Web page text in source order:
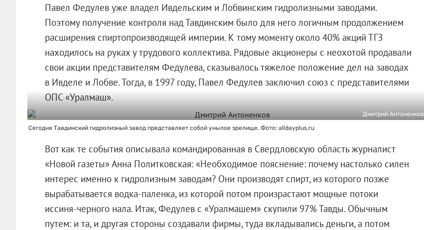
Павел Федулев уже владел Ивдельским и Лобвинским гидролизными заводами.
Поэтому получение контроля над Тавдинским было для него логичным продолжением
расширения спиртопроизводящей империи. К тому моменту около 40% акций ТГЗ
находилось на руках у трудового коллектива. Рядовые акционеры с неохотой продавали
свои акции представителям Федулева, сказывалось тяжелое положение дел на заводах
в Ивделе и Лобве. Тогда, в 1997 году, Павел Федулев заключил союз с представителями
ОПС «Уралмаш».
Дмитрий Антоненков
Сегодня Тавдинский гидролизный завод представляет собой унылое зрелище. Фото: alldayplus.ru
Вот как те события описывала командированная в Свердловскую область журналист
«Новой газеты» Анна Политковская: «Необходимое пояснение: почему настолько силен
интерес именно к гидролизным заводам? Они производят спирт, из которого позже
вырабатывается водка-паленка, из которой потом произрастают мощные потоки
иссиня-черного нала. Итак, Федулев с «Уралмашем» скупили 97% Тавды. Обычным
путем: и та, и другая стороны создавали фирмы, туда вкладывались деньги, а потом